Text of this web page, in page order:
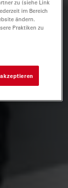
zu (siehe Link
im Bereich
ändern.
Praktiken zu